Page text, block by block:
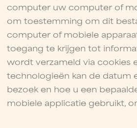
computer uw computer of
om toestemming om dit
computer of mobiele
toegang te krijgen tot
wordt verzameld via cookies
technologieën kan de datum
bezoek en hoe u een
mobiele applicatie gebruikt,